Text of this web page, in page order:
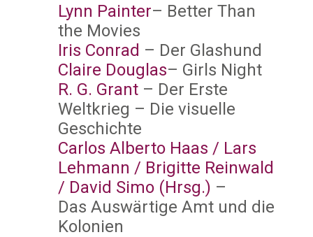
Lynn Painter– Better Than
the Movies
Iris Conrad – Der Glashund
Claire Douglas– Girls Night
R. G. Grant – Der Erste
Weltkrieg – Die visuelle
Geschichte
Carlos Alberto Haas / Lars
Lehmann / Brigitte Reinwald
/ David Simo (Hrsg.) –
Das Auswärtige Amt und die
Kolonien